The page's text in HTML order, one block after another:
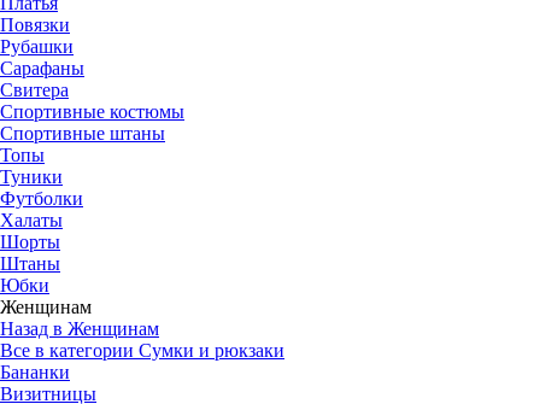
Повязки
Рубашки
Сарафаны
Свитера
Спортивные костюмы
Спортивные штаны
Топы
Туники
Футболки
Халаты
Шорты
Штаны
Юбки
Женщинам
Назад в Женщинам
Все в категории Сумки и рюкзаки
Бананки
Визитницы